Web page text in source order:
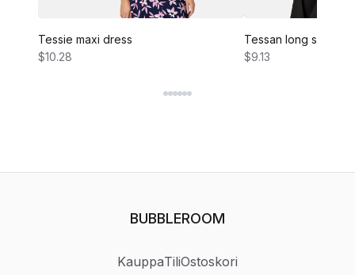
Tessie maxi dress
$10.28
Tessan long sleeve
$9.13
BUBBLEROOM
KauppaTiliOstoskori